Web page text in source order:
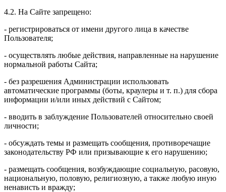
4.2. На Сайте запрещено:
- регистрироваться от имени другого лица в качестве
Пользователя;
- осуществлять любые действия, направленные на нарушение
нормальной работы Сайта;
- без разрешения Администрации использовать
автоматические программы (боты, краулеры и т. п.) для сбора
информации и/или иных действий с Сайтом;
- вводить в заблуждение Пользователей относительно своей
личности;
- обсуждать темы и размещать сообщения, противоречащие
законодательству РФ или призывающие к его нарушению;
- размещать сообщения, возбуждающие социальную, расовую,
национальную, половую, религиозную, а также любую иную
ненависть и вражду;